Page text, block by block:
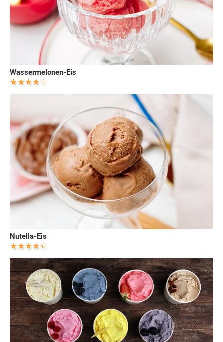
Wassermelonen-Eis
Nutella-Eis